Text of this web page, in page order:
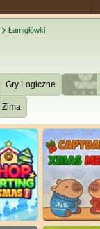
Łamigłówki
Gry Logiczne
Zima